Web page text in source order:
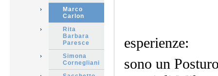
Marco
Carlon
Rita
Barbara
Paresce
Simona
Cornegliani
esperienze:
sono un